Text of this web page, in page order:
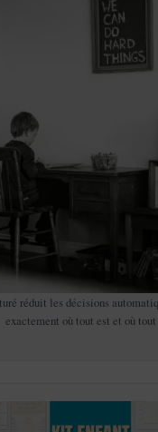
réduit les décisions
exactement où tout est et où tout